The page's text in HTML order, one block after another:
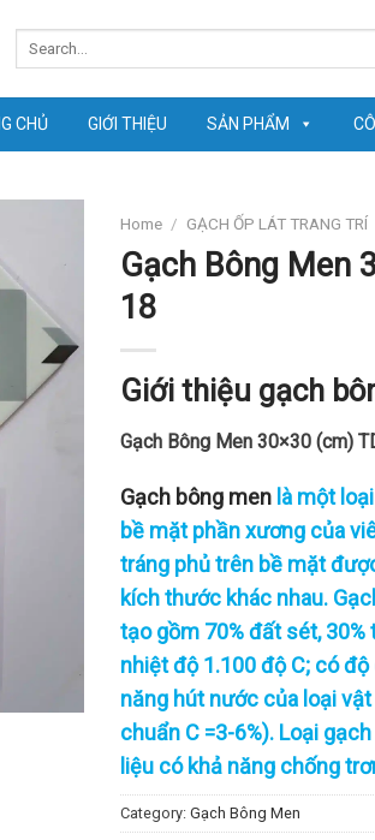
CHỦ GIỚI THIỆU SẢN PHẨM
Home / GẠCH ỐP LÁT TRANG TRÍ
Gạch Bông Men
18
Giới thiệu gạch
Gạch Bông Men 30×30 (cm)
Gạch bông men là một
bề mặt phần xương của
tráng phủ trên bề mặt
kích thước khác nhau.
tạo gồm 70% đất sét,
nhiệt độ 1.100 độ C; có
năng hút nước của loại
chuẩn C =3-6%). Loại
liệu có khả năng chống
Category: Gạch Bông Men